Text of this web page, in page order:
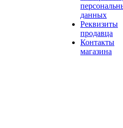
данных
Реквизиты
продавца
Контакты
магазина